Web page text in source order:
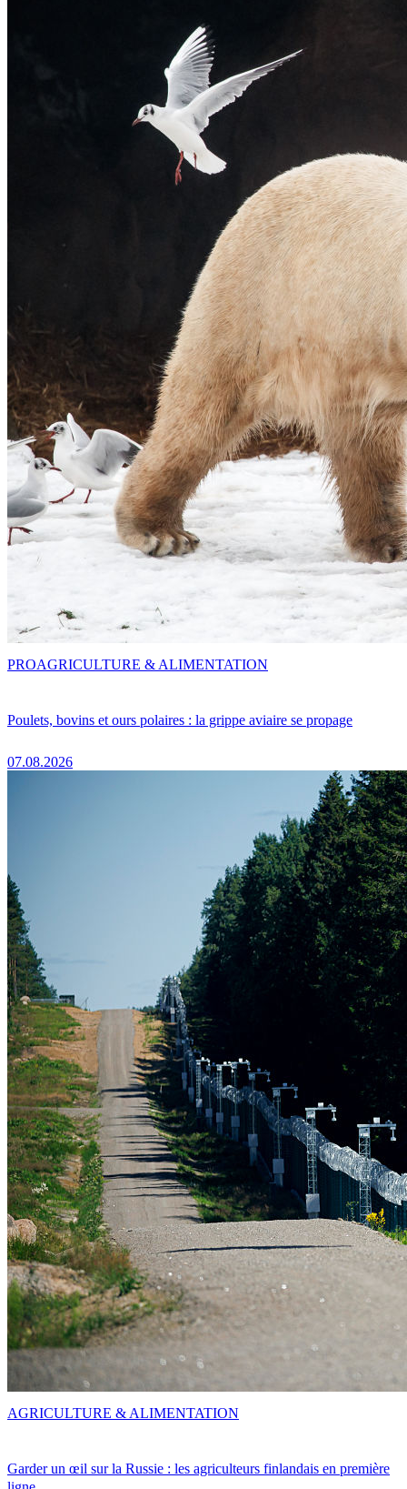
Poulets, bovins et ours polaires : la grippe aviaire se propage
07.08.2026
PROAGRICULTURE & ALIMENTATION
Garder un œil sur la Russie : les agriculteurs finlandais en première
AGRICULTURE & ALIMENTATION